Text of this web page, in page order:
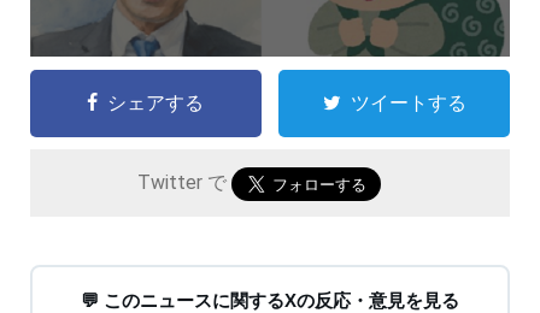
シェアする ツイートする
Twitter で
💬 このニュースに関するXの反応・意見を見る